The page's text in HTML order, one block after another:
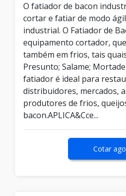
O fatiador de bacon
cortar e fatiar de modo
industrial. O Fatiador de
equipamento cortador,
também em frios, tais
Presunto; Salame;
fatiador é ideal para
distribuidores, mercados,
produtores de frios,
bacon.APLICA&Cce...
Cotar